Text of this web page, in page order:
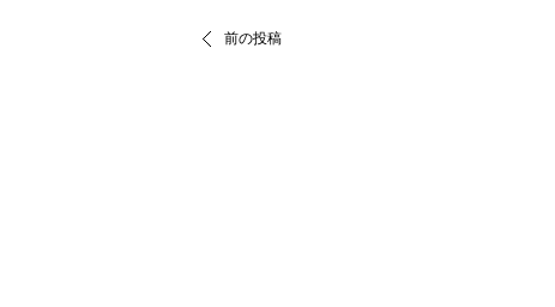
前の投稿